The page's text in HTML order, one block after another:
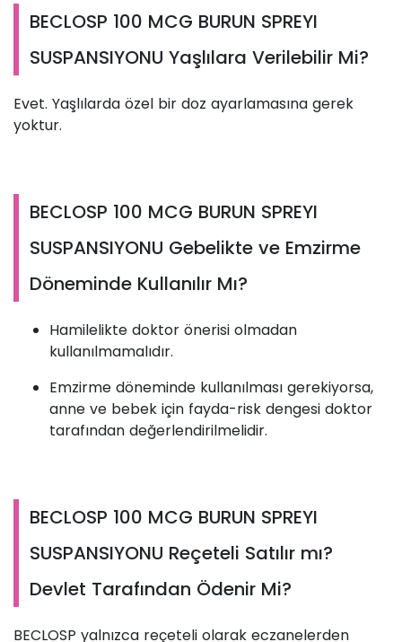
BECLOSP 100 MCG BURUN SPREYI
SUSPANSIYONU Yaşlılara Verilebilir Mi?
Evet. Yaşlılarda özel bir doz ayarlamasına gerek
yoktur.
BECLOSP 100 MCG BURUN SPREYI
SUSPANSIYONU Gebelikte ve Emzirme
Döneminde Kullanılır Mı?
Hamilelikte doktor önerisi olmadan
kullanılmamalıdır.
Emzirme döneminde kullanılması gerekiyorsa,
anne ve bebek için fayda-risk dengesi doktor
tarafından değerlendirilmelidir.
BECLOSP 100 MCG BURUN SPREYI
SUSPANSIYONU Reçeteli Satılır mı?
Devlet Tarafından Ödenir Mi?
BECLOSP yalnızca reçeteli olarak eczanelerden